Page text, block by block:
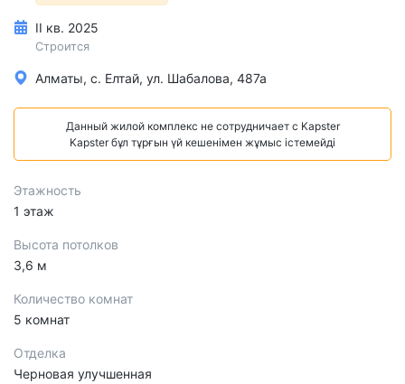
II кв. 2025
Строится
Алматы, с. Елтай, ул. Шабалова, 487а
Данный жилой комплекс не сотрудничает с Kapster
Kapster бұл тұрғын үй кешенімен жұмыс істемейді
Этажность
1 этаж
Высота потолков
3,6 м
Количество комнат
5 комнат
Отделка
Черновая улучшенная